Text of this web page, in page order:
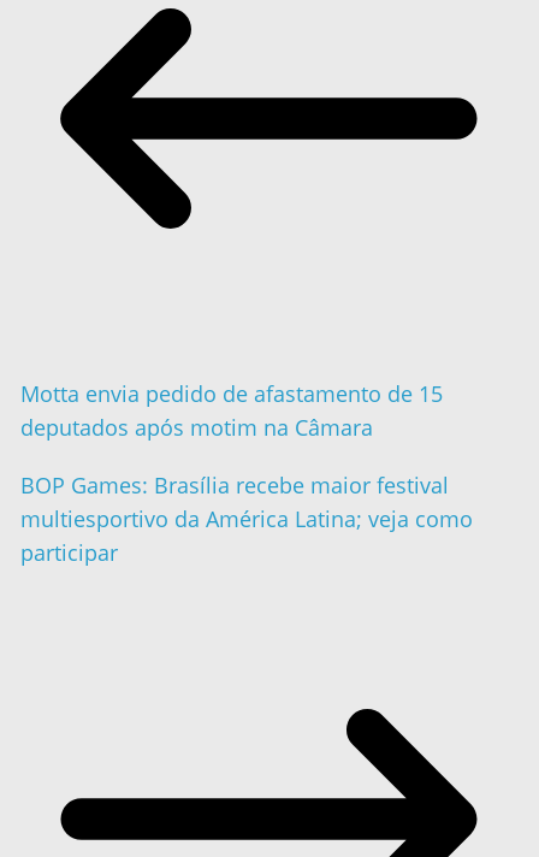
Motta envia pedido de afastamento de 15
deputados após motim na Câmara
BOP Games: Brasília recebe maior festival
multiesportivo da América Latina; veja como
participar